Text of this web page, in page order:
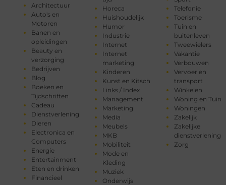
Architectuur
Auto's en
Motoren
Banen en
opleidingen
Beauty en
verzorging
Bedrijven
Blog
Boeken en
Tijdschriften
Cadeau
Dienstverlening
Dieren
Electronica en
Computers
Energie
Entertainment
Eten en drinken
Financieel
Horeca
Huishoudelijk
Humor
Industrie
Internet
Internet
marketing
Kinderen
Kunst en Kitsch
Links / Index
Management
Marketing
Media
Meubels
MKB
Mobiliteit
Mode en
Kleding
Muziek
Onderwijs
Telefonie
Toerisme
Tuin en
buitenleven
Tweewielers
Vakantie
Verbouwen
Vervoer en
transport
Winkelen
Woning en Tuin
Woningen
Zakelijk
Zakelijke
dienstverlening
Zorg